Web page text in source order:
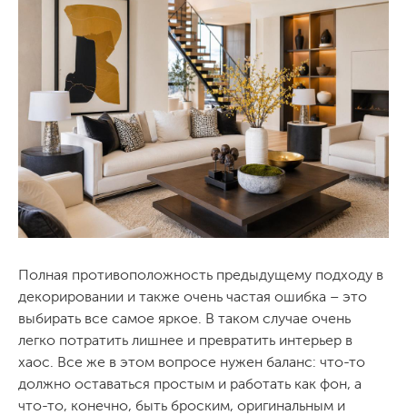
Полная противоположность предыдущему подходу в
декорировании и также очень частая ошибка – это
выбирать все самое яркое. В таком случае очень
легко потратить лишнее и превратить интерьер в
хаос. Все же в этом вопросе нужен баланс: что-то
должно оставаться простым и работать как фон, а
что-то, конечно, быть броским, оригинальным и